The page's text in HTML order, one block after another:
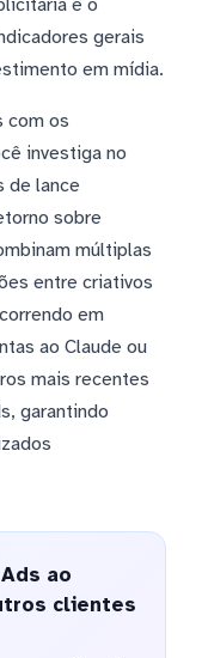
e o
gerais
em mídia.
com os
investiga no
de lance
sobre
múltiplas
entre criativos
em
ao Claude ou
mais recentes
garantindo
ao
clientes